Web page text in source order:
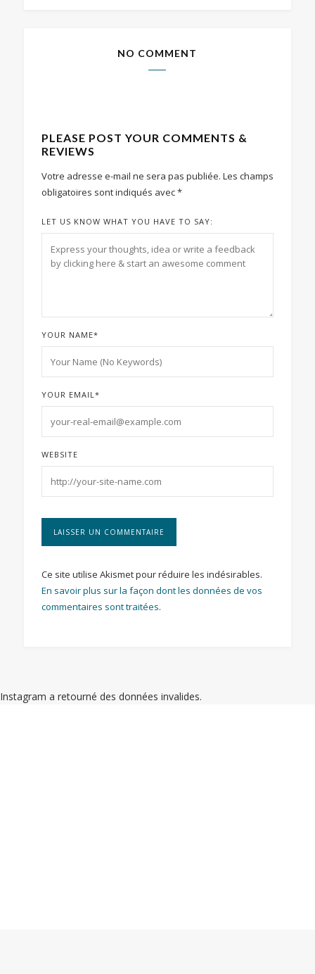
NO COMMENT
PLEASE POST YOUR COMMENTS &
REVIEWS
Votre adresse e-mail ne sera pas publiée. Les champs
obligatoires sont indiqués avec*
LET US KNOW WHAT YOU HAVE TO SAY:
YOUR NAME*
YOUR EMAIL*
WEBSITE
Ce site utilise Akismet pour réduire les indésirables.
En savoir plus sur la façon dont les données de vos
commentaires sont traitées.
Instagram a retourné des données invalides.